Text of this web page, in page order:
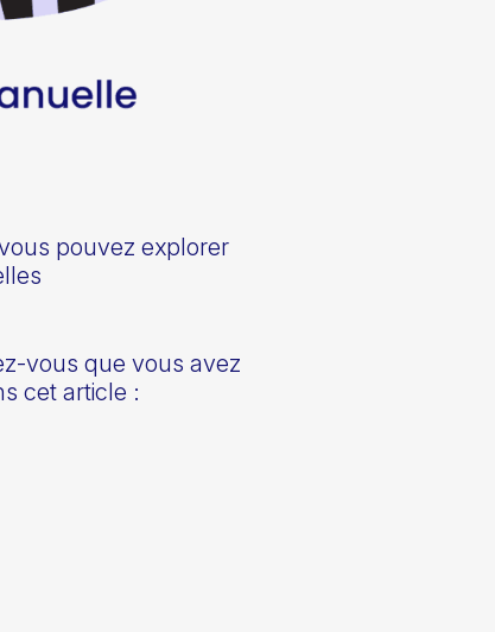
pouvez explorer
vous que vous avez
cet article :